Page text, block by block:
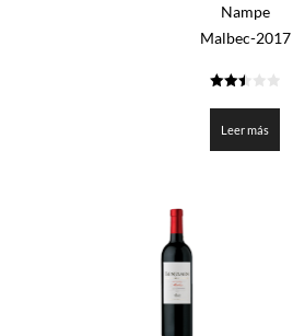
Nampe
Malbec-2017
de 5
Leer más